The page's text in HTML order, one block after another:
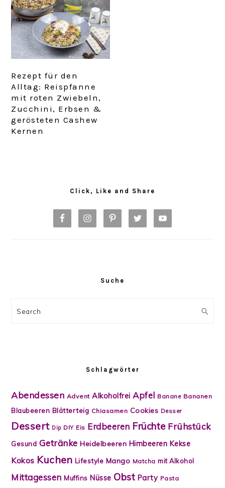
Rezept für den
Alltag: Reispfanne
mit roten Zwiebeln,
Zucchini, Erbsen &
gerösteten Cashew
Kernen
Click, Like and Share
Suche
Search
Schlagwörter
Abendessen Advent Alkoholfrei Apfel Banane Bananen
Blaubeeren Blätterteig Chiasamen Cookies Desser
Dessert Dip DIY Eis Erdbeeren Früchte Frühstück
Gesund Getränke Heidelbeeren Himbeeren Kekse
Kokos Kuchen Lifestyle Mango Matcha mit Alkohol
Mittagessen Muffins Nüsse Obst Party Pasta